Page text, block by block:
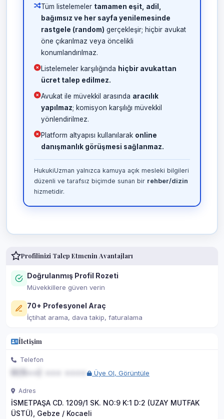
Tüm listelemeler tamamen eşit, adil,
bağımsız ve her sayfa yenilemesinde
rastgele (random) gerçekleşir; hiçbir avukat
öne çıkarılmaz veya öncelikli
konumlandırılmaz.
Listelemeler karşılığında hiçbir avukattan
ücret talep edilmez.
Avukat ile müvekkil arasında aracılık
yapılmaz; komisyon karşılığı müvekkil
yönlendirilmez.
Platform altyapısı kullanılarak online
danışmanlık görüşmesi sağlanmaz.
HukukiUzman yalnızca kamuya açık mesleki bilgileri
düzenli ve tarafsız biçimde sunan bir rehber/dizin
hizmetidir.
Profilinizi Talep Etmenin Avantajları
Doğrulanmış Profil Rozeti
Müvekkillere güven verin
70+ Profesyonel Araç
İçtihat arama, dava takip, faturalama
İletişim
Telefon
Üye Ol, Görüntüle
Adres
İSMETPAŞA CD. 1209/1 SK. NO:9 K:1 D:2 (UZAY MUTFAK
ÜSTÜ), Gebze / Kocaeli